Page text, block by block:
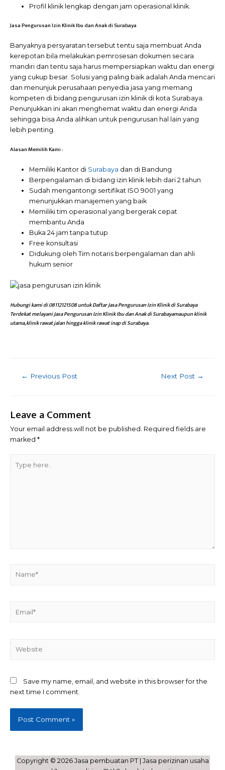
Profil klinik lengkap dengan jam operasional klinik.
Jasa Pengurusan Izin Klinik Ibu dan Anak di Surabaya
Banyaknya persyaratan tersebut tentu saja membuat Anda
kerepotan bila melakukan pemrosesan dokumen secara
mandiri dan tentu saja harus mempersiapkan waktu dan energi
yang cukup besar. Solusi yang paling baik adalah Anda mencari
dan menunjuk perusahaan penyedia jasa yang memang
kompeten di bidang pengurusan izin klinik di kota Surabaya.
Penunjukkan ini akan menghemat waktu dan energi Anda
sehingga bisa Anda alihkan untuk pengurusan hal lain yang
lebih penting.
Alasan Memilih Kami :
Memiliki Kantor di Surabaya dan di Bandung
Berpengalaman di bidang izin klinik lebih dari 2 tahun
Sudah mengantongi sertifikat ISO 9001 yang
menunjukkan manajemen yang baik
Memiliki tim operasional yang bergerak cepat
membantu Anda
Buka 24 jam tanpa tutup
Free konsultasi
Didukung oleh Tim notaris berpengalaman dan ahli
hukum senior
Hubungikamidi 08112121508 untuk Daftar Jasa Pengurusan Izin Klinik di Surabaya
Terdekat melayani Jasa Pengurusan Izin Klinik Ibu dan Anak di Surabayamaupun klinik
utama, klinik rawat jalan hingga klinik rawat inap di Surabaya.
Post
← Previous Post Next Post →
Leave a Comment
Your email address will not be published. Required fields are
marked *
here..
Save my name, email, and website in this browser for the
next time I comment.
Copyright © 2026 Jasa pembuatan PT | Jasa perizinan usaha